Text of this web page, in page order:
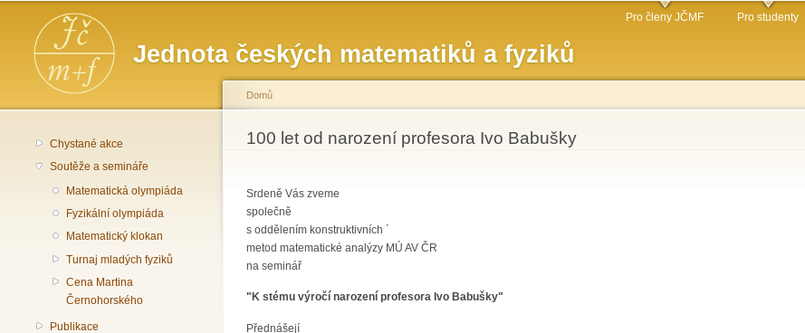
obsahu
Jednota českých matematiků a fyziků
Hlavní menu Pro členy JČMF Pro studenty
Chystané akce
Soutěže a semináře
Matematická olympiáda
Fyzikální olympiáda
Matematický klokan
Turnaj mladých fyziků
Cena Martina
Černohorského
Publikace
Jste zde
Domů
100 let od narození profesora Ivo Babušky
Srdeně Vás zveme
společně
s oddělením konstruktivních ´
metod matematické analýzy MÚ AV ČR
na seminář
"K stému výročí narození profesora Ivo Babušky"
Přednášejí